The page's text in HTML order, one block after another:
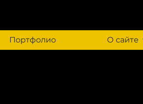
Портфолио О сайте